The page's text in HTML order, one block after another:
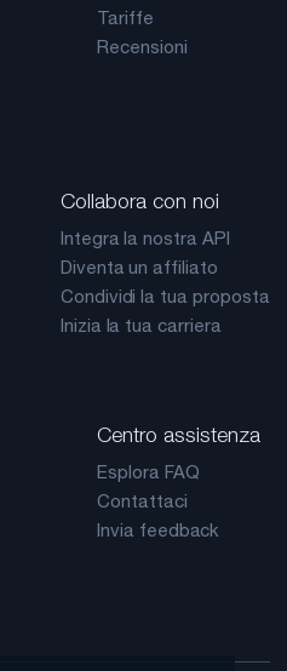
Tariffe
Recensioni
Collabora con noi
Integra la nostra API
Diventa un affiliato
Condividi la tua proposta
Inizia la tua carriera
Centro assistenza
Esplora FAQ
Contattaci
Invia feedback